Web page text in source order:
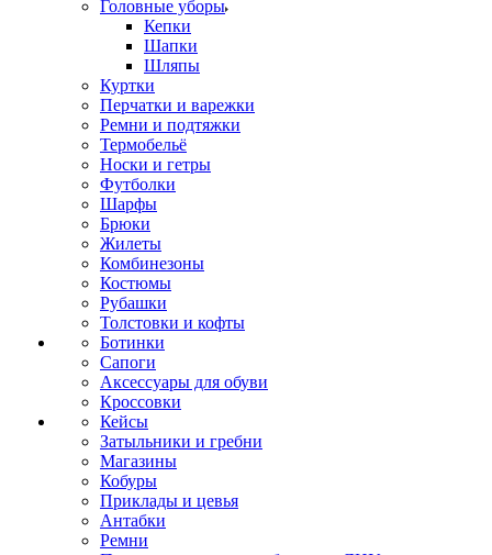
Головные уборы
Кепки
Шапки
Шляпы
Куртки
Перчатки и варежки
Ремни и подтяжки
Термобельё
Носки и гетры
Футболки
Шарфы
Брюки
Жилеты
Комбинезоны
Костюмы
Рубашки
Толстовки и кофты
Ботинки
Сапоги
Аксессуары для обуви
Кроссовки
Кейсы
Затыльники и гребни
Магазины
Кобуры
Приклады и цевья
Антабки
Ремни